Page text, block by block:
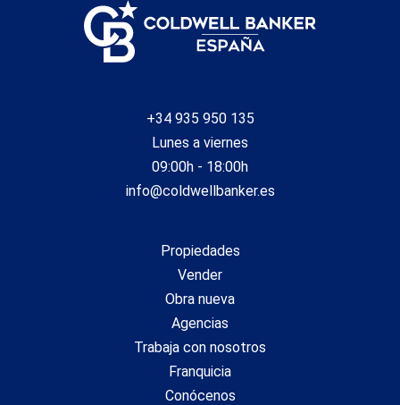
+34 935 950 135
Lunes a viernes
09:00h - 18:00h
info@coldwellbanker.es
Propiedades
Vender
Obra nueva
Agencias
Trabaja con nosotros
Franquicia
Conócenos
Guardar configuración